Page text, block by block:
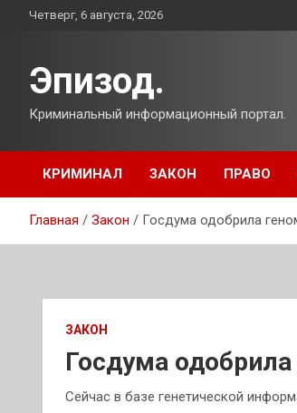
ПерейтиЧетверг, 6 августа, 2026
Эпизод.
Криминальный информационный портал.
КРИМИНАЛ ЗАКОН ПРАВО
Главная Закон Госдума одобрила
ЗАКОН
Госдума
Сейчас в базе генетической